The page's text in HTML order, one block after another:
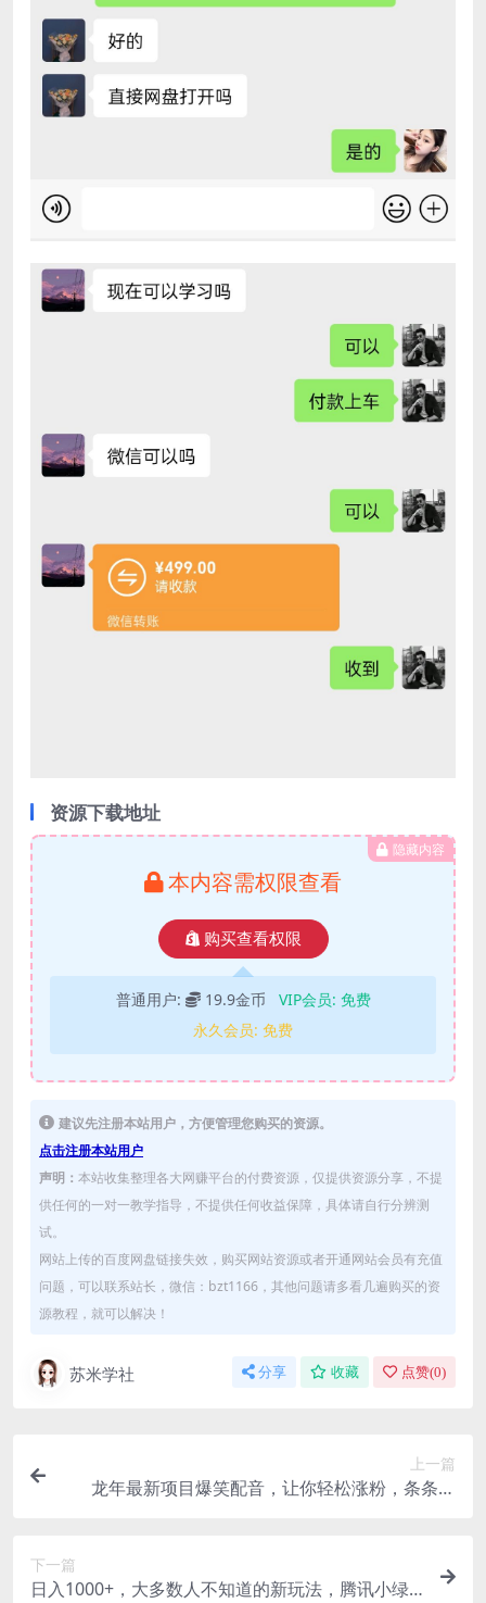
资源下载地址
隐藏内容
本内容需权限查看
购买查看权限
普通用户: 19.9金币 VIP会员: 免费
永久会员: 免费
建议先注册本站用户，方便管理您购买的资源。
点击注册本站用户
声明： 本站收集整理各大网赚平台的付费资源，仅提供资源分享，不提
供任何的一对一教学指导，不提供任何收益保障，具体请自行分辨测
试。
网站上传的百度网盘链接失效，购买网站资源或者开通网站会员有充值
问题，可以联系站长，微信：bzt1166，其他问题请多看几遍购买的资
源教程，就可以解决！
苏米学社 分享 收藏 点赞(0)
上一篇
龙年最新项目爆笑配音，让你轻松涨粉，条条原
下一篇
日入1000+，大多数人不知道的新玩法，腾讯小绿